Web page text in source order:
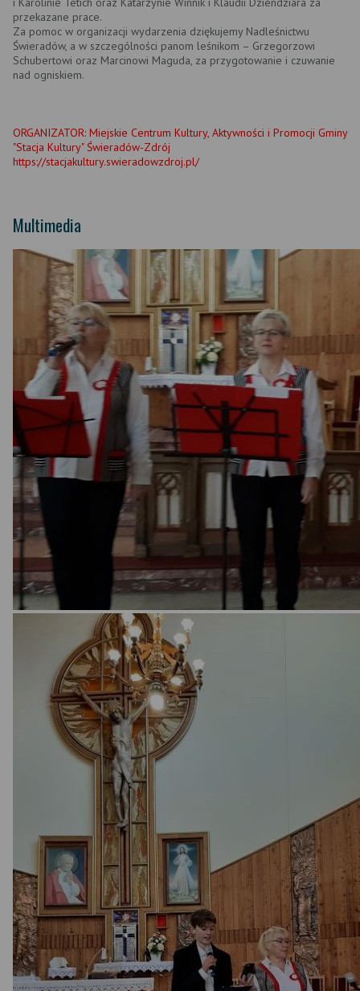
przekazane prace.
Za pomoc w organizacji wydarzenia dziękujemy Nadleśnictwu
Świeradów, a w szczególności panom leśnikom – Grzegorzowi
Schubertowi oraz Marcinowi Maguda, za przygotowanie i czuwanie
nad ogniskiem.
ORGANIZATOR: Miejskie Centrum Kultury, Aktywności i Promocji Gminy
"Stacja Kultury" Świeradów-Zdrój
https://stacjakultury.swieradowzdroj.pl/
Multimedia